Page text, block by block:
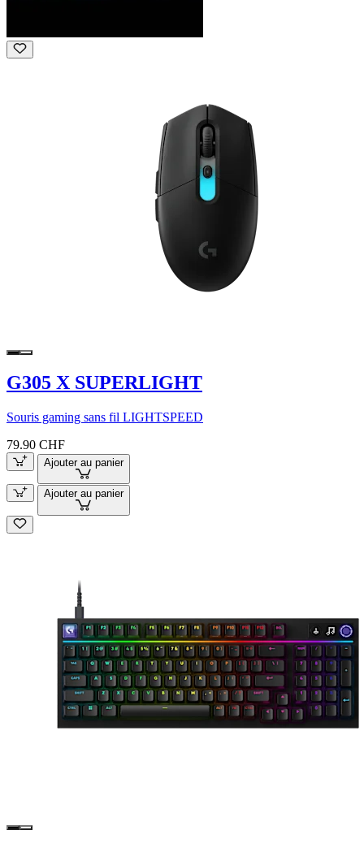
G305 X SUPERLIGHT
Souris gaming sans fil LIGHTSPEED
79.90 CHF
Ajouter au panier
Ajouter au panier